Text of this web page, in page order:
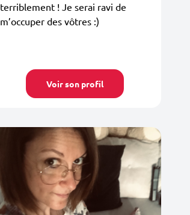
terriblement ! Je serai ravi de
m’occuper des vôtres :)
Voir son profil